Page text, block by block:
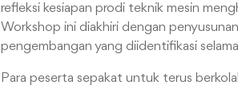
refleksi kesiapan prodi teknik mesin
Workshop ini diakhiri dengan
pengembangan yang diidentifikasi
Para peserta sepakat untuk terus